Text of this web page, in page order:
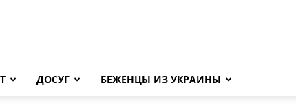
ДОСУГ БЕЖЕНЦЫ ИЗ УКРАИНЫ